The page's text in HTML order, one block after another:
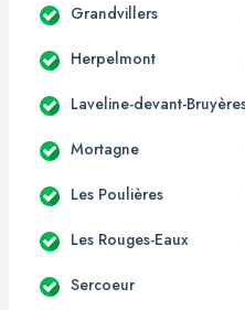
Grandvillers
Herpelmont
Laveline-devant-
Mortagne
Les Poulières
Les Rouges-Eaux
Sercoeur